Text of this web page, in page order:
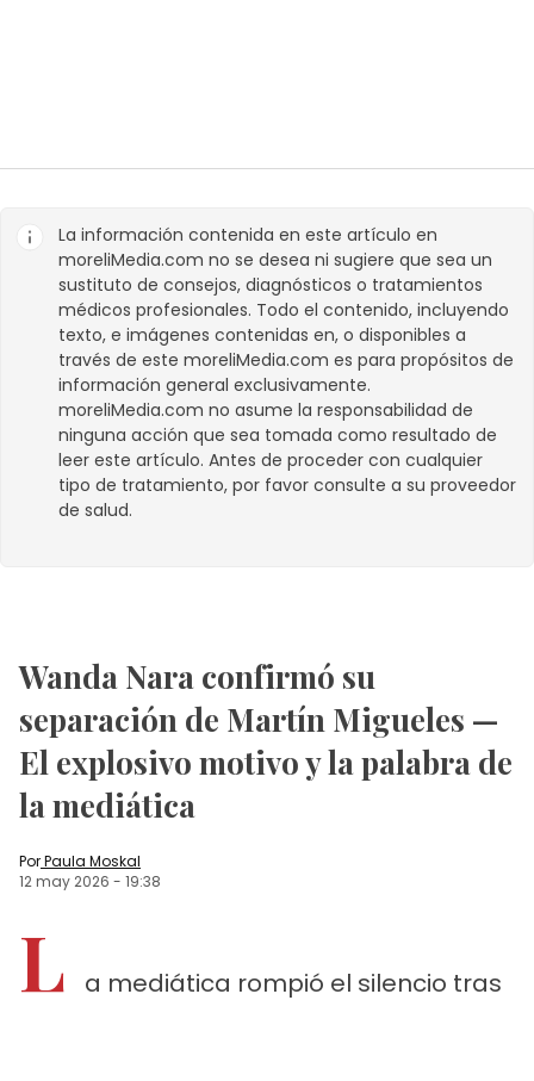
La información contenida en este artículo en
moreliMedia.com no se desea ni sugiere que sea un
sustituto de consejos, diagnósticos o tratamientos
médicos profesionales. Todo el contenido, incluyendo
texto, e imágenes contenidas en, o disponibles a
través de este moreliMedia.com es para propósitos de
información general exclusivamente.
moreliMedia.com no asume la responsabilidad de
ninguna acción que sea tomada como resultado de
leer este artículo. Antes de proceder con cualquier
tipo de tratamiento, por favor consulte a su proveedor
de salud.
Wanda Nara confirmó su
separación de Martín Migueles —
El explosivo motivo y la palabra de
la mediática
PorPaula Moskal
12 may 2026 - 19:38
L
a mediática rompió el silencio tras